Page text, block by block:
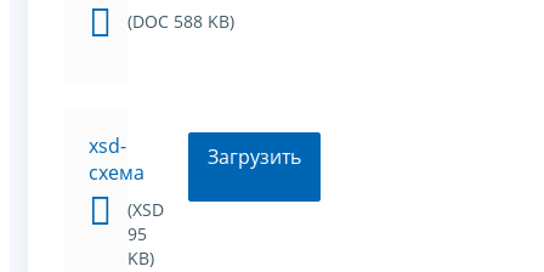
(DOC 588 KB)
xsd-
схема
(XSD
95
KB)
Загрузить